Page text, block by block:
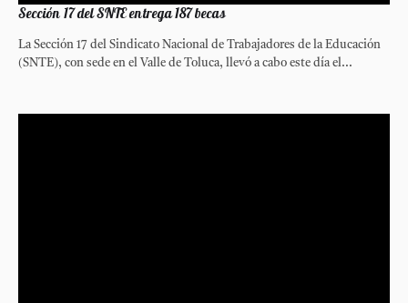
Sección 17 del SNTE entrega 187 becas
La Sección 17 del Sindicato Nacional de Trabajadores de la Educación
(SNTE), con sede en el Valle de Toluca, llevó a cabo este día el...